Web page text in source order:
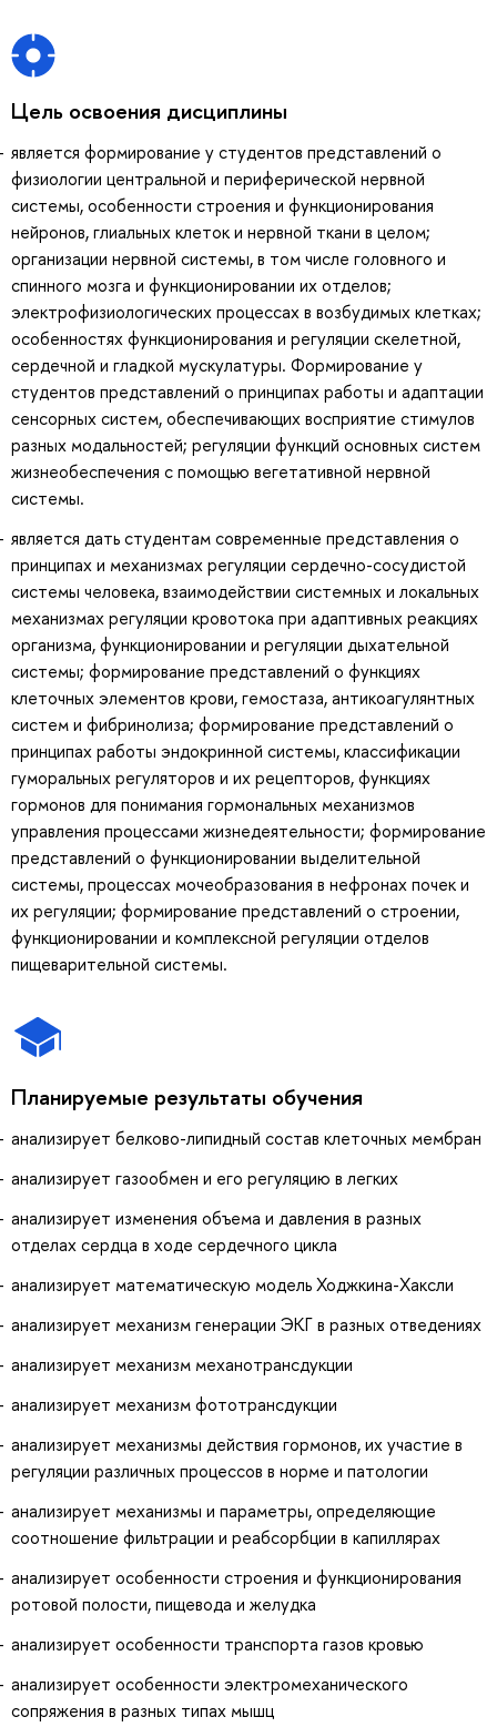
Цель освоения дисциплины
является формирование у студентов представлений о
физиологии центральной и периферической нервной
системы, особенности строения и функционирования
нейронов, глиальных клеток и нервной ткани в целом;
организации нервной системы, в том числе головного и
спинного мозга и функционировании их отделов;
электрофизиологических процессах в возбудимых клетках;
особенностях функционирования и регуляции скелетной,
сердечной и гладкой мускулатуры. Формирование у
студентов представлений о принципах работы и адаптации
сенсорных систем, обеспечивающих восприятие стимулов
разных модальностей; регуляции функций основных систем
жизнеобеспечения с помощью вегетативной нервной
системы.
является дать студентам современные представления о
принципах и механизмах регуляции сердечно-сосудистой
системы человека, взаимодействии системных и локальных
механизмах регуляции кровотока при адаптивных реакциях
организма, функционировании и регуляции дыхательной
системы; формирование представлений о функциях
клеточных элементов крови, гемостаза, антикоагулянтных
систем и фибринолиза; формирование представлений о
принципах работы эндокринной системы, классификации
гуморальных регуляторов и их рецепторов, функциях
гормонов для понимания гормональных механизмов
управления процессами жизнедеятельности; формирование
представлений о функционировании выделительной
системы, процессах мочеобразования в нефронах почек и
их регуляции; формирование представлений о строении,
функционировании и комплексной регуляции отделов
пищеварительной системы.
Планируемые результаты обучения
анализирует белково-липидный состав клеточных мембран
анализирует газообмен и его регуляцию в легких
анализирует изменения объема и давления в разных
отделах сердца в ходе сердечного цикла
анализирует математическую модель Ходжкина-Хаксли
анализирует механизм генерации ЭКГ в разных отведениях
анализирует механизм механотрансдукции
анализирует механизм фототрансдукции
анализирует механизмы действия гормонов, их участие в
регуляции различных процессов в норме и патологии
анализирует механизмы и параметры, определяющие
соотношение фильтрации и реабсорбции в капиллярах
анализирует особенности строения и функционирования
ротовой полости, пищевода и желудка
анализирует особенности транспорта газов кровью
анализирует особенности электромеханического
сопряжения в разных типах мышц